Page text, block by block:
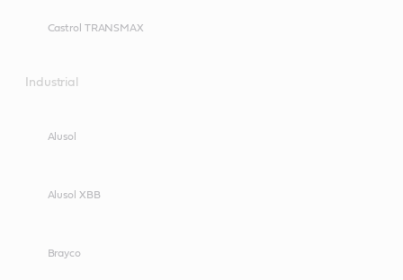
Castrol TRANSMAX
Industrial
Alusol
Alusol XBB
Brayco